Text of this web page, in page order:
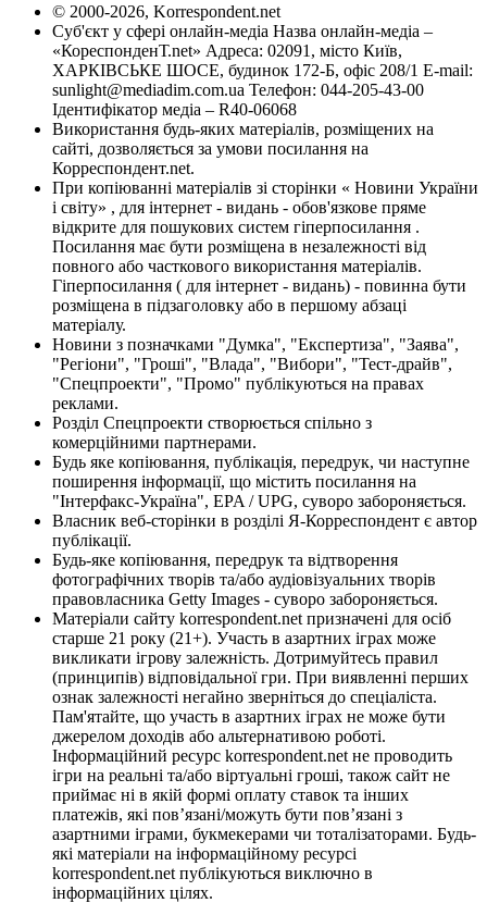
© 2000-2026, Korrespondent.net
Суб'єкт у сфері онлайн-медіа Назва онлайн-медіа –
«КореспонденТ.net» Адреса: 02091, місто Київ,
ХАРКІВСЬКЕ ШОСЕ, будинок 172-Б, офіс 208/1 E-mail:
sunlight@mediadim.com.ua Телефон: 044-205-43-00
Ідентифікатор медіа – R40-06068
Використання будь-яких матеріалів, розміщених на
сайті, дозволяється за умови посилання на
Корреспондент.net.
При копіюванні матеріалів зі сторінки « Новини України
і світу» , для інтернет - видань - обов'язкове пряме
відкрите для пошукових систем гіперпосилання .
Посилання має бути розміщена в незалежності від
повного або часткового використання матеріалів.
Гіперпосилання ( для інтернет - видань) - повинна бути
розміщена в підзаголовку або в першому абзаці
матеріалу.
Новини з позначками "Думка", "Експертиза", "Заява",
"Регіони", "Гроші", "Влада", "Вибори", "Тест-драйв",
"Спецпроекти", "Промо" публікуються на правах
реклами.
Розділ Спецпроекти створюється спільно з
комерційними партнерами.
Будь яке копіювання, публікація, передрук, чи наступне
поширення інформації, що містить посилання на
"Інтерфакс-Україна", EPA / UPG, суворо забороняється.
Власник веб-сторінки в розділі Я-Корреспондент є автор
публікації.
Будь-яке копіювання, передрук та відтворення
фотографічних творів та/або аудіовізуальних творів
правовласника Getty Images - суворо забороняється.
Матеріали сайту korrespondent.net призначені для осіб
старше 21 року (21+). Участь в азартних іграх може
викликати ігрову залежність. Дотримуйтесь правил
(принципів) відповідальної гри. При виявленні перших
ознак залежності негайно зверніться до спеціаліста.
Пам'ятайте, що участь в азартних іграх не може бути
джерелом доходів або альтернативою роботі.
Інформаційний ресурс korrespondent.net не проводить
ігри на реальні та/або віртуальні гроші, також сайт не
приймає ні в якій формі оплату ставок та інших
платежів, які пов’язані/можуть бути пов’язані з
азартними іграми, букмекерами чи тоталізаторами. Будь-
які матеріали на інформаційному ресурсі
korrespondent.net публікуються виключно в
інформаційних цілях.